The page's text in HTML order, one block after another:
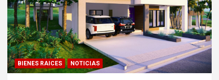
BIENES RAICES NOTICIAS